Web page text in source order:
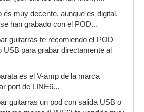
es muy decente, aunque es digital.
han grabado con el POD...
guitarras te recomiendo el POD
USB para grabar directamente al
es el V-amp de la marca
port de LINE6...
guitarras un pod con salida USB o